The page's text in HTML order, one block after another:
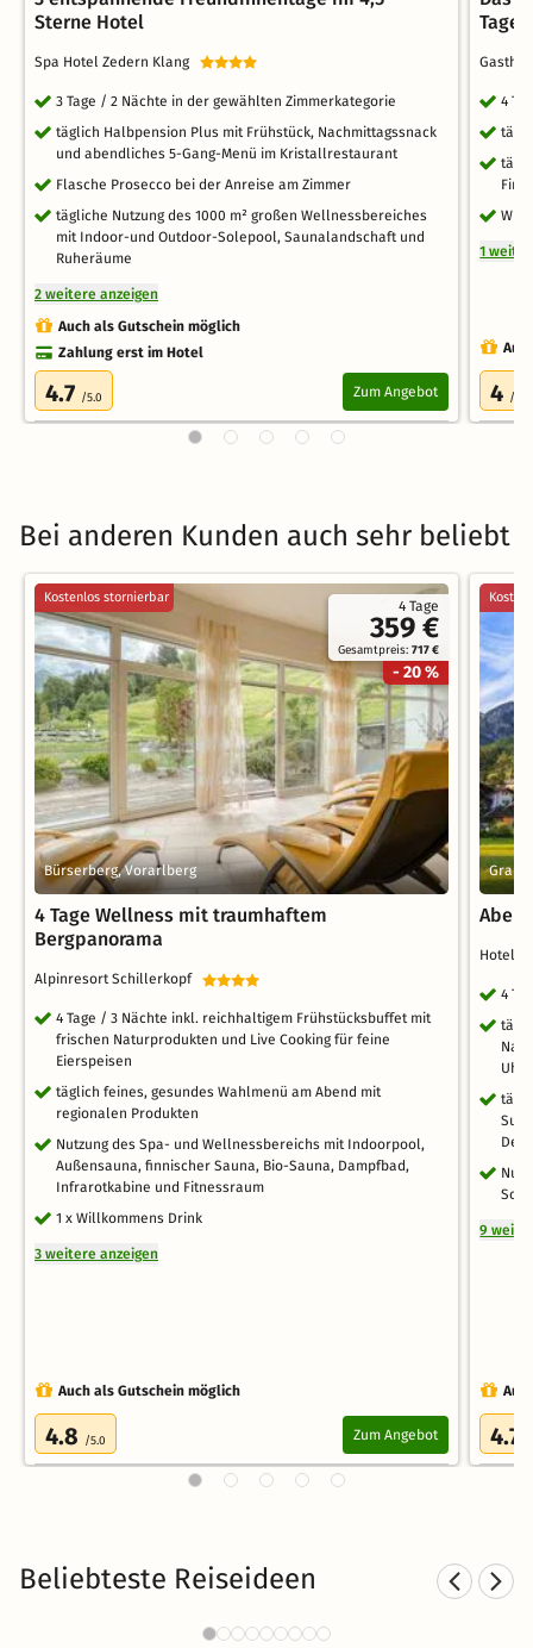
Sterne Hotel
Spa Hotel Zedern Klang
3 Tage / 2 Nächte in der gewählten Zimmerkategorie
täglich Halbpension Plus mit Frühstück, Nachmittagssnack
und abendliches 5-Gang-Menü im Kristallrestaurant
Flasche Prosecco bei der Anreise am Zimmer
tägliche Nutzung des 1000 m² großen Wellnessbereiches
mit Indoor-und Outdoor-Solepool, Saunalandschaft und
Ruheräume
2 weitere anzeigen
Auch als Gutschein möglich
Zahlung erst im Hotel
4.7 /5.0 Zum Angebot
Tage
4
1
4 /5.0
Bei anderen Kunden auch sehr beliebt
4 Tage
359 €
Gesamtpreis:717 €
- 20 %
Kostenlos stornierbar
Bürserberg, Vorarlberg
4 Tage Wellness mit traumhaftem
Bergpanorama
Alpinresort Schillerkopf
4 Tage / 3 Nächte inkl. reichhaltigem Frühstücksbuffet mit
frischen Naturprodukten und Live Cooking für feine
Eierspeisen
täglich feines, gesundes Wahlmenü am Abend mit
regionalen Produkten
Nutzung des Spa- und Wellnessbereichs mit Indoorpool,
Außensauna, finnischer Sauna, Bio-Sauna, Dampfbad,
Infrarotkabine und Fitnessraum
1 x Willkommens Drink
3 weitere anzeigen
Auch als Gutschein möglich
4.8 /5.0 Zum Angebot
Hotel
4
Uhr
9
4.7
Beliebteste Reiseideen
Skiurlaub in den Alpen
2196 Angebote